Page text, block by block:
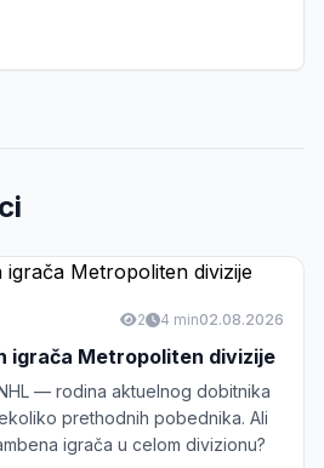
2 4 min02.08.2026
igrača Metropoliten divizije
— rodina aktuelnog dobitnika
prethodnih pobednika. Ali
igrača u celom divizionu?